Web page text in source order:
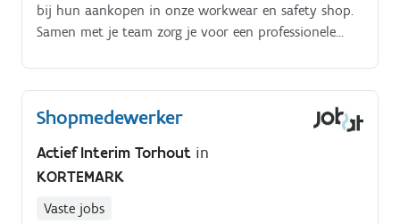
bij hun aankopen in onze workwear en safety shop.
Samen met je team zorg je voor een professionele
campagnes op Je volgt de bestellingen van
shopklanten op en controleert regelmatig de
voorraad om de reguliere winkelverkoop soepel te
ontvangsten van de winkelvoorraad en zorgt ervoor
dat deze netjes in de winkel of het magazijn worden
geplaatst.
Shopmedewerker
Actief Interim Torhout in
KORTEMARK
Vaste jobs